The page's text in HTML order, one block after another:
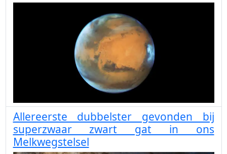
Allereerste dubbelster gevonden bij
superzwaar zwart gat in ons
Melkwegstelsel